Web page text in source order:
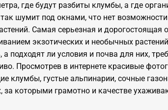
где будут разбиты клумбы, а где
шумит под окнами, что нет возможности
Самая серьезная и
экзотических и необычных
подходят ли условия и почва для них,
Просмотрев в интернете красивые
клумбы, густые альпинарии, сочные
за которыми грамотно и качестве